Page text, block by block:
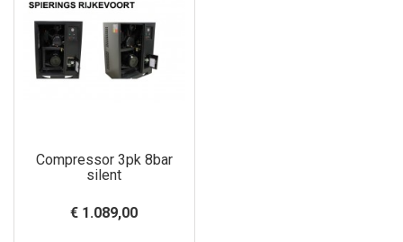
Compressor 3pk 8bar
silent
€ 1.089,00